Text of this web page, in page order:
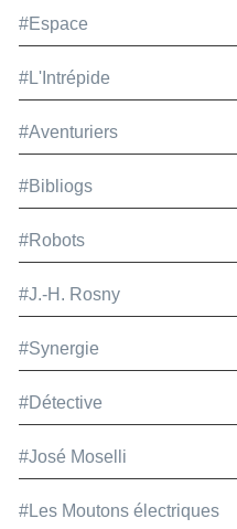
#Espace
#L'Intrépide
#Aventuriers
#Bibliogs
#Robots
#J.-H. Rosny
#Synergie
#Détective
#José Moselli
#Les Moutons électriques